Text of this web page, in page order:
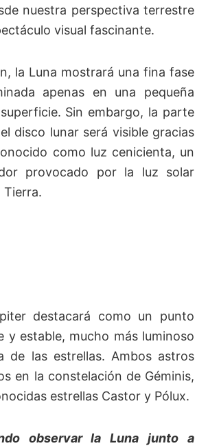
nuestra perspectiva terrestre
visual fascinante.
la Luna mostrará una fina fase
apenas en una pequeña
Sin embargo, la parte
disco lunar será visible gracias
como luz cenicienta, un
provocado por la luz solar
Tierra.
destacará como un punto
y estable, mucho más luminoso
de las estrellas. Ambos astros
en la constelación de Géminis,
estrellas Castor y Pólux.
observar la Luna junto a